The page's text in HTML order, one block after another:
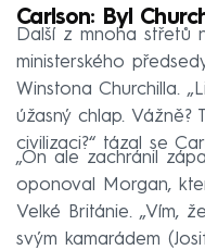
Carlson: Byl
Další z mnoha střetů
ministerského
Winstona Churchilla.
úžasný chlap. Vážně?
civilizaci?“ tázal se
„On ale zachránil
oponoval Morgan,
Velké Británie. „Vím,
svým kamarádem